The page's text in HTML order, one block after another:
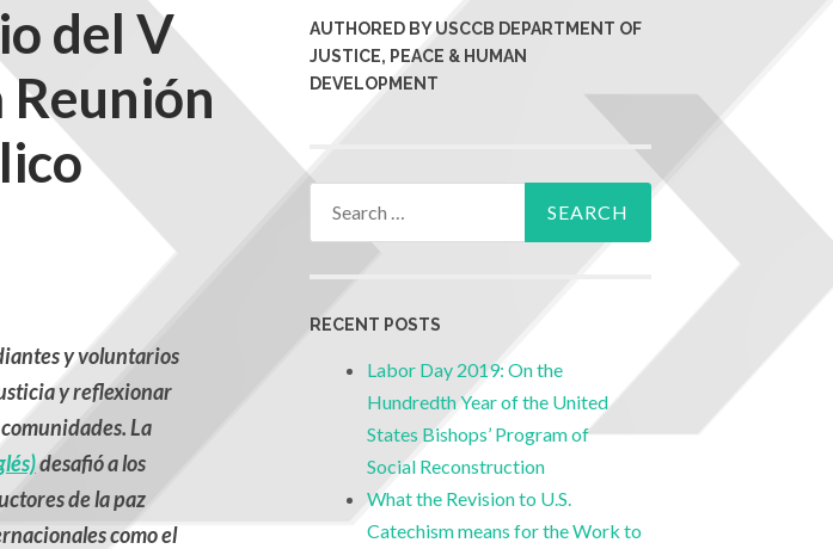
del V
y voluntarios
y reflexionar
La
desafió a los
de la paz
como el
AUTHORED BY USCCB DEPARTMENT OF
JUSTICE, PEACE & HUMAN
DEVELOPMENT
RECENT POSTS
Labor Day 2019: On the
Hundredth Year of the United
States Bishops’ Program of
Social Reconstruction
What the Revision to U.S.
Catechism means for the Work to